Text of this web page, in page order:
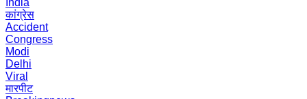
India
कांग्रेस
Accident
Congress
Modi
Delhi
Viral
मारपीट